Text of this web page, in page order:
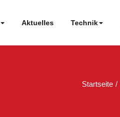
Aktuelles Technik
Startseite